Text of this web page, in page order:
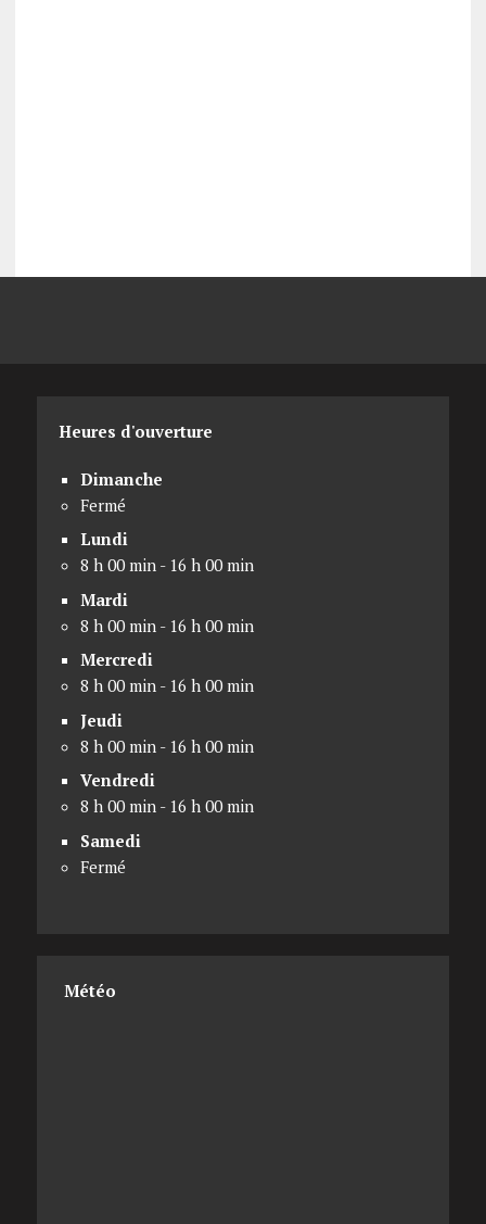
Heures d'ouverture
Dimanche
Fermé
Lundi
8 h 00 min - 16 h 00 min
Mardi
8 h 00 min - 16 h 00 min
Mercredi
8 h 00 min - 16 h 00 min
Jeudi
8 h 00 min - 16 h 00 min
Vendredi
8 h 00 min - 16 h 00 min
Samedi
Fermé
Météo